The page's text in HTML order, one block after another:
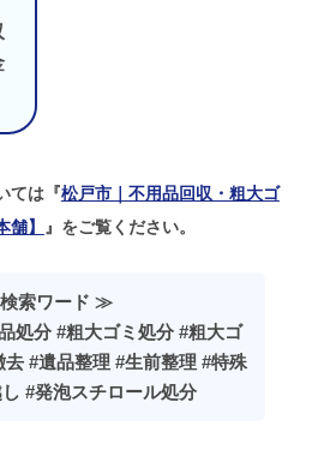
ては『松戸市｜不用品回収・粗大ゴ
】 』をご覧ください。
索ワード ≫
処分 #粗大ゴミ処分 #粗大ゴ
去 #遺品整理 #生前整理 #特殊
#発泡スチロール処分